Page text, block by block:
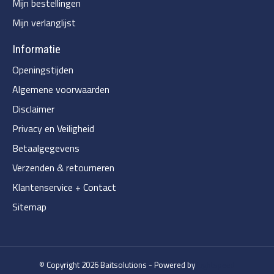
Mijn bestellingen
Mijn verlanglijst
Informatie
Openingstijden
Algemene voorwaarden
Disclaimer
Privacy en Veiligheid
Betaalgegevens
Verzenden & retourneren
Klantenservice + Contact
Sitemap
© Copyright 2026 Baitsolutions - Powered by